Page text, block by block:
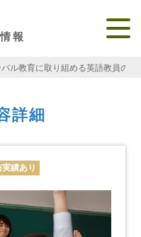
報
バル教育に取り組める英語教員
詳細
実績あり